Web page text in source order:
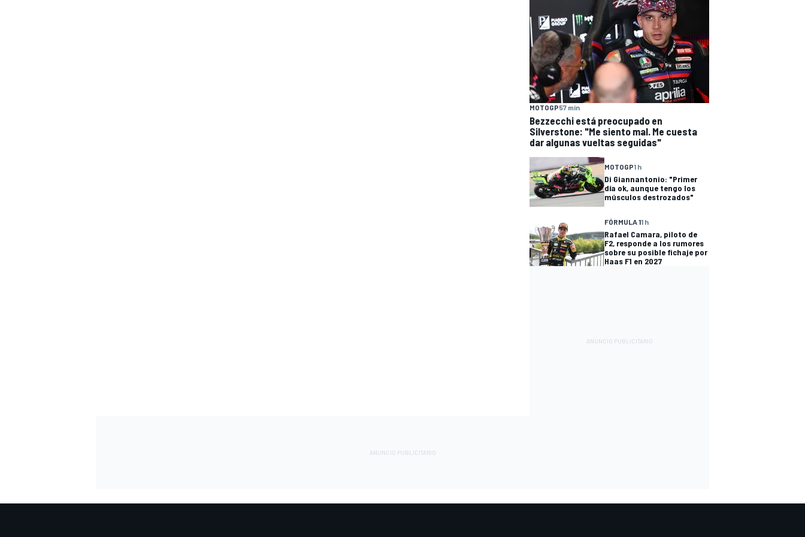
MOTOGP57 min
Bezzecchi está preocupado en
Silverstone: "Me siento mal. Me cuesta
dar algunas vueltas seguidas"
MOTOGP1 h
Di Giannantonio: "Primer
día ok, aunque tengo los
músculos destrozados"
FÓRMULA 11 h
Rafael Camara, piloto de
F2, responde a los rumores
sobre su posible fichaje por
Haas F1 en 2027